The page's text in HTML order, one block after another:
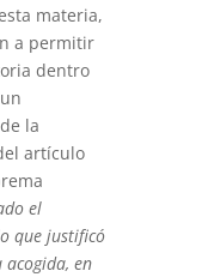
materia,
a permitir
dentro
la
artículo
el
que justificó
en